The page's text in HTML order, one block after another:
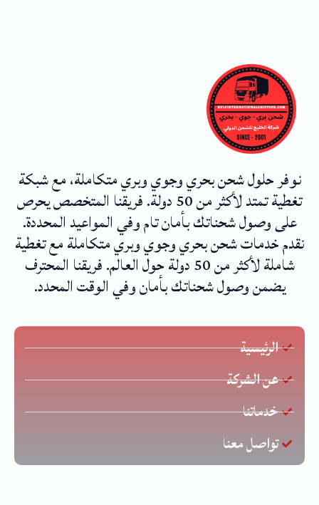
نوفر حلول شحن بحري وجوي وبري متكاملة، مع شبكة
تغطية تمتد لأكثر من 50 دولة. فريقنا المتخصص يحرص
على وصول شحناتك بأمان تام وفي المواعيد المحددة.
نقدم خدمات شحن بحري وجوي وبري متكاملة مع تغطية
شاملة لأكثر من 50 دولة حول العالم. فريقنا المحترف
يضمن وصول شحناتك بأمان وفي الوقت المحدد.
الرئيسية
عن الشركة
خدماتنا
تواصل معنا